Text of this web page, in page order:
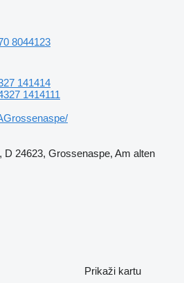
8044123
141414
1414111
24623, Grossenaspe, Am alten
Prikaži kartu